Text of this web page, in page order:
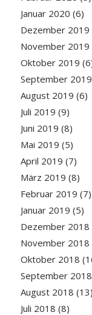
Januar 2020 (6)
Dezember 2019
November 2019
Oktober 2019
September 2019
August 2019 (6)
Juli 2019 (9)
Juni 2019 (8)
Mai 2019 (5)
April 2019 (7)
März 2019 (8)
Februar 2019 (7)
Januar 2019 (5)
Dezember 2018
November 2018
Oktober 2018
September 2018
August 2018 (13)
Juli 2018 (8)